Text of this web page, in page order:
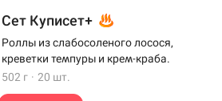
Сет Куписет+
Роллы из слабосоленого лосося,
креветки темпуры и крем-краба.
502 г · 20 шт.